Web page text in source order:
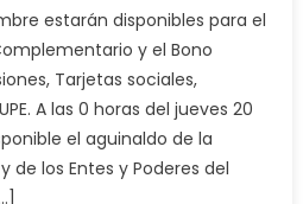
estarán disponibles para el
y el Bono
Tarjetas sociales,
A las 0 horas del jueves 20
el aguinaldo de la
de los Entes y Poderes del